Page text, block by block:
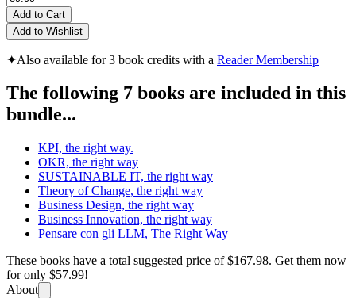
Add to Cart
Add to Wishlist
✦Also available for 3 book credits with a Reader Membership
The following 7 books are included in this
bundle...
KPI, the right way.
OKR, the right way
SUSTAINABLE IT, the right way
Theory of Change, the right way
Business Design, the right way
Business Innovation, the right way
Pensare con gli LLM, The Right Way
These books have a total suggested price of$167.98. Get them now
for only $57.99!
About